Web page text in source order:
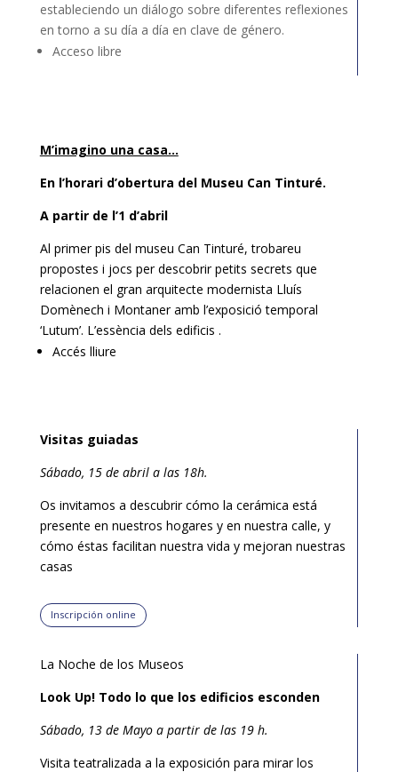
estableciendo un diálogo sobre diferentes reflexiones
en torno a su día a día en clave de género.
Acceso libre
M’imagino una casa…
En l’horari d’obertura del Museu Can Tinturé.
A partir de l’1 d’abril
Al primer pis del museu Can Tinturé, trobareu
propostes i jocs per descobrir petits secrets que
relacionen el gran arquitecte modernista Lluís
Domènech i Montaner amb l’exposició temporal
‘Lutum’. L’essència dels edificis .
Accés lliure
Visitas guiadas
Sábado, 15 de abril a las 18h.
Os invitamos a descubrir cómo la cerámica está
presente en nuestros hogares y en nuestra calle, y
cómo éstas facilitan nuestra vida y mejoran nuestras
casas
Inscripción online
La Noche de los Museos
Look Up! Todo lo que los edificios esconden
Sábado, 13 de Mayo a partir de las 19 h.
Visita teatralizada a la exposición para mirar los